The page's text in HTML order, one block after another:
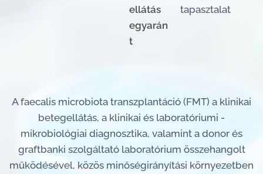
ellátás
egyarán
t
tapasztalat
A faecalis microbiota transzplantáció (FMT) a klinikai
betegellátás, a klinikai és laboratóriumi -
mikrobiológiai diagnosztika, valamint a donor és
graftbanki szolgáltató laboratórium összehangolt
működésével, közös minőségirányítási környezetben